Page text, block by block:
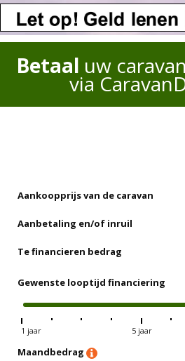
Betaal uw caravan
via
Aankoopprijs van de caravan
Aanbetaling en/of inruil
Te financieren bedrag
Gewenste looptijd financiering
1 jaar 5 jaar
Maandbedrag